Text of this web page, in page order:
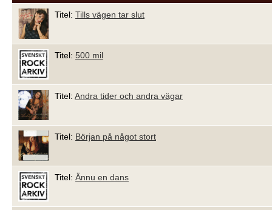
Titel: Tills vägen tar slut
Titel: 500 mil
Titel: Andra tider och andra vägar
Titel: Början på något stort
Titel: Ännu en dans